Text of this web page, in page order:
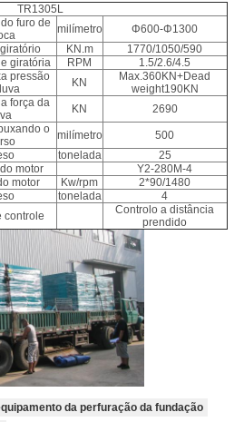
TR1305L
furo de milímetro
Φ600-Φ1300
KN.m
1770/1050/590
giratória
RPM
1.5/2.6/4.5
pressão
KN
Max.360KN+Dead
weight190KN
força da
KN
2690
o milímetro
500
tonelada
25
motor
Y2-280M-4
motor
Kw/rpm
2*90/1480
tonelada
4
controle
Controlo a distância
prendido
da perfuração da fundação